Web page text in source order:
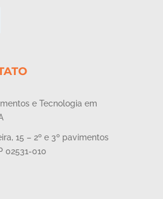
e Tecnologia em
15 – 2º e 3º pavimentos
02531-010